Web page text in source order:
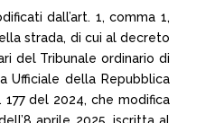
dall’art. 1, comma 1,
strada, di cui al decreto
del Tribunale ordinario di
Ufficiale della Repubblica
del 2024, che modifica